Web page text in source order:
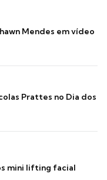
Mendes em vídeo
Prattes no Dia dos
mini lifting facial